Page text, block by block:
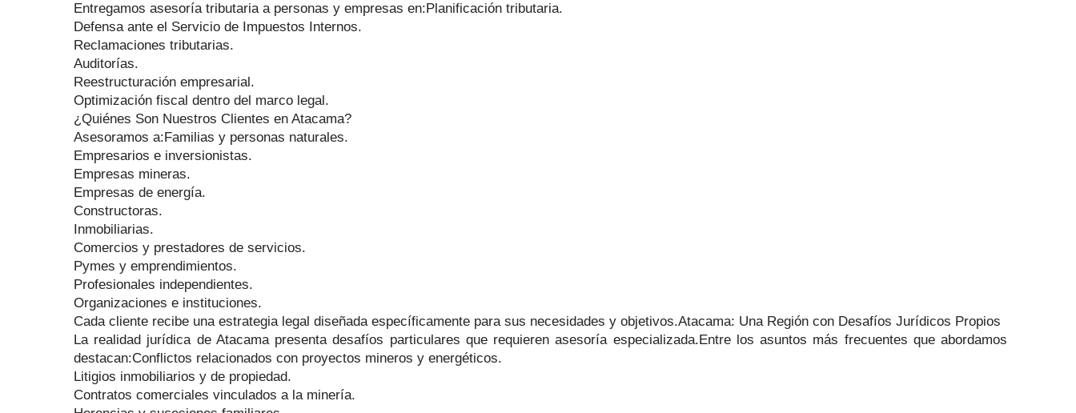
Entregamos asesoría tributaria a personas y empresas en:Planificación tributaria.
Defensa ante el Servicio de Impuestos Internos.
Reclamaciones tributarias.
Auditorías.
Reestructuración empresarial.
Optimización fiscal dentro del marco legal.
¿Quiénes Son Nuestros Clientes en Atacama?
Asesoramos a:Familias y personas naturales.
Empresarios e inversionistas.
Empresas mineras.
Empresas de energía.
Constructoras.
Inmobiliarias.
Comercios y prestadores de servicios.
Pymes y emprendimientos.
Profesionales independientes.
Organizaciones e instituciones.
Cada cliente recibe una estrategia legal diseñada específicamente para sus necesidades y objetivos.Atacama: Una Región con Desafíos Jurídicos Propios
La realidad jurídica de Atacama presenta desafíos particulares que requieren asesoría especializada.Entre los asuntos más frecuentes que abordamos
destacan:Conflictos relacionados con proyectos mineros y energéticos.
Litigios inmobiliarios y de propiedad.
Contratos comerciales vinculados a la minería.